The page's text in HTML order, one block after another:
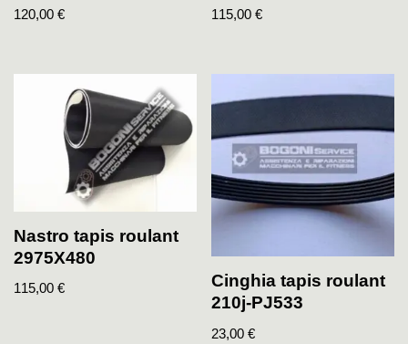
120,00 € 115,00€
Nastro tapis roulant
2975X480
115,00 €
Cinghia tapis roulant
210j-PJ533
23,00€